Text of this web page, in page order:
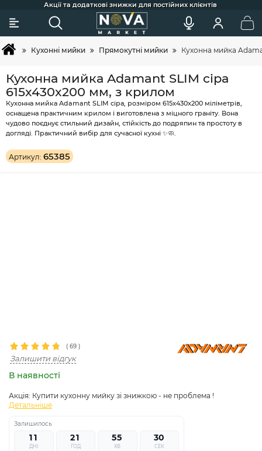
Сковорідки для індукції, гриля та щоденного готування
Більше 2х покупок - постійний клієнт - тоді вам знижка ;)
Акції та додаткові знижки для постійних клієнтів
Найкраща професійна косметика для догляду
Широкий вибір товарів та зручний підбір
Швидка доставка по Україні
Покупка товарів в кредит
Кухонні мийки Прямокутні мийки Кухонна мийка
Кухонна мийка Adamant SLIM сіра
615x430x200 мм, з крилом
Кухонна мийка Adamant SLIM сіра, розміром 615x430x200 міліметрів,
оснащена практичним крилом і виготовлена з міцного граніту. Вона
чудово поєднує стильний дизайн, стійкість до подряпин та простоту в
догляді. Практичний вибір для сучасної кухні ✨🧼.
Артикул: 65385
( 69 )
Залишити відгук
В наявності
Акція: Купити кухонну мийку зі знижкою - не проблема !
Детальніше
Залишилось
1 1
ДНІ
21
ГОД
55
ХВ
2
9
8
СЕК